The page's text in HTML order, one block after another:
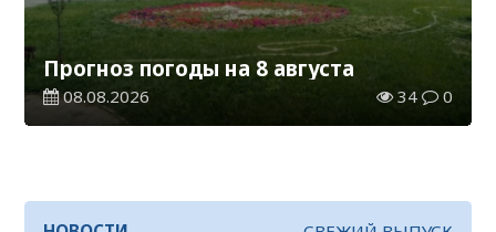
Прогноз погоды на 8 августа
08.08.2026 34 0